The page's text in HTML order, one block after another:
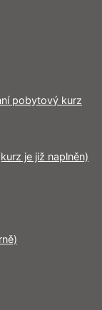
pobytový kurz
je již naplněn)